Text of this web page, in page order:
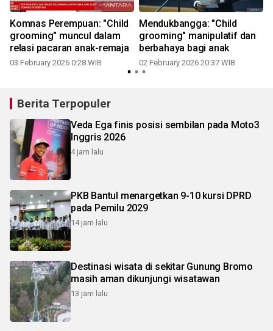
Komnas Perempuan: "Child
grooming" muncul dalam
relasi pacaran anak-remaja
03 February 2026 0:28 WIB
Mendukbangga: "Child
grooming" manipulatif dan
berbahaya bagi anak
02 February 2026 20:37 WIB
Berita Terpopuler
Veda Ega finis posisi sembilan pada Moto3
Inggris 2026
4 jam lalu
PKB Bantul menargetkan 9-10 kursi DPRD
pada Pemilu 2029
14 jam lalu
Destinasi wisata di sekitar Gunung Bromo
masih aman dikunjungi wisatawan
13 jam lalu